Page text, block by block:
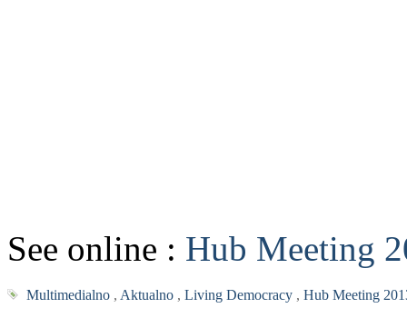
See online : Hub Meeting
Multimedialno, Aktualno, Living Democracy, Hub Meeting